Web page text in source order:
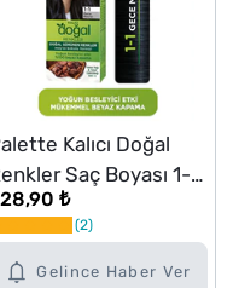
Gelince Haber Ver
Kalıcı Doğal
Saç Boyası 1-1
Mavisi
₺
2